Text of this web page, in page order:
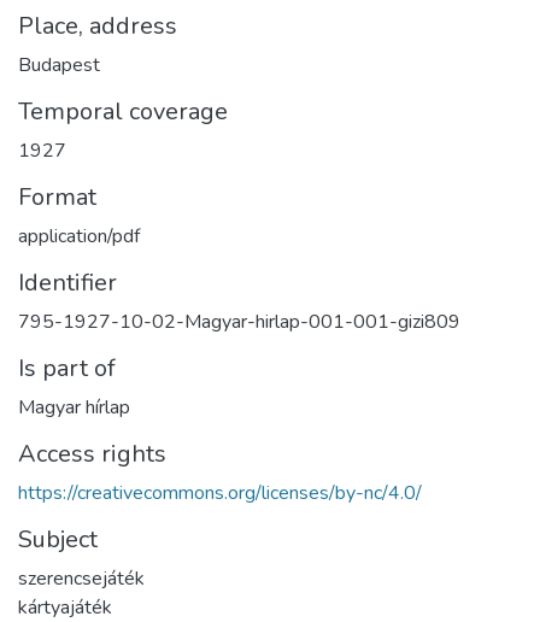
Place, address
Budapest
Temporal coverage
1927
Format
application/pdf
Identifier
795-1927-10-02-Magyar-hirlap-001-001-gizi809
Is part of
Magyar hírlap
Access rights
https://creativecommons.org/licenses/by-nc/4.0/
Subject
szerencsejáték
kártyajáték